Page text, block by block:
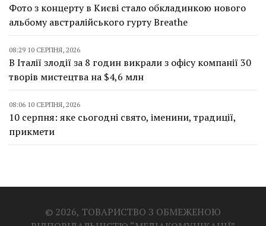
Фото з концерту в Києві стало обкладинкою нового
альбому австралійського гурту Breathe
08:29 10 СЕРПНЯ, 2026
В Італії злодії за 8 годин викрали з офісу компанії 30
творів мистецтва на $4,6 млн
08:06 10 СЕРПНЯ, 2026
10 серпня: яке сьогодні свято, іменини, традиції,
прикмети
© 2026, ТОВАРИСТВО З ОБМЕЖЕНОЮ